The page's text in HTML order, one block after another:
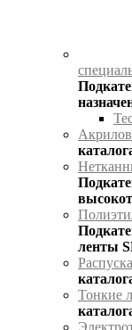
ленты
Тонкие